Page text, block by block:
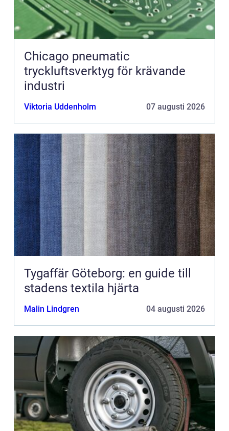
Chicago pneumatic
tryckluftsverktyg för krävande
industri
Viktoria Uddenholm 07 augusti 2026
Tygaffär Göteborg: en guide till
stadens textila hjärta
Malin Lindgren 04 augusti 2026